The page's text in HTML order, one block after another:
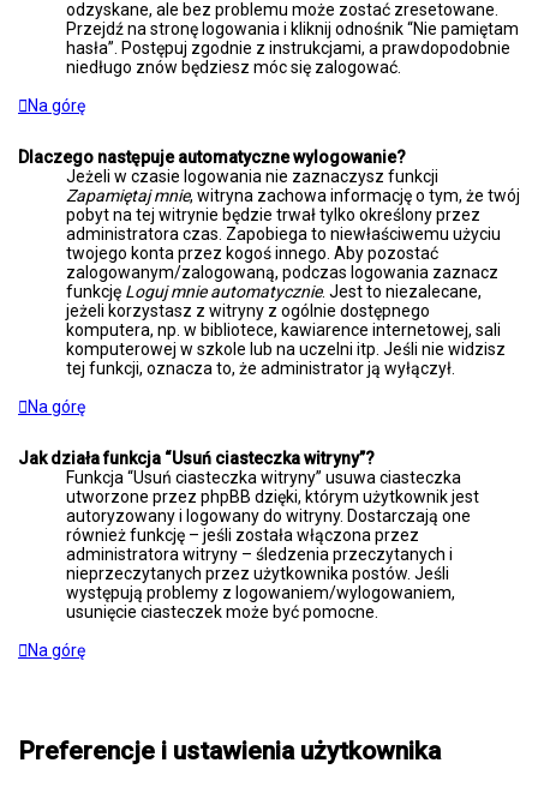
odzyskane, ale bez problemu może zostać zresetowane.
Przejdź na stronę logowania i kliknij odnośnik “Nie pamiętam
hasła”. Postępuj zgodnie z instrukcjami, a prawdopodobnie
niedługo znów będziesz móc się zalogować.
Na górę
Dlaczego następuje automatyczne wylogowanie?
Jeżeli w czasie logowania nie zaznaczysz funkcji
Zapamiętaj mnie, witryna zachowa informację o tym, że twój
pobyt na tej witrynie będzie trwał tylko określony przez
administratora czas. Zapobiega to niewłaściwemu użyciu
twojego konta przez kogoś innego. Aby pozostać
zalogowanym/zalogowaną, podczas logowania zaznacz
funkcję Loguj mnie automatycznie. Jest to niezalecane,
jeżeli korzystasz z witryny z ogólnie dostępnego
komputera, np. w bibliotece, kawiarence internetowej, sali
komputerowej w szkole lub na uczelni itp. Jeśli nie widzisz
tej funkcji, oznacza to, że administrator ją wyłączył.
Na górę
Jak działa funkcja “Usuń ciasteczka witryny”?
Funkcja “Usuń ciasteczka witryny” usuwa ciasteczka
utworzone przez phpBB dzięki, którym użytkownik jest
autoryzowany i logowany do witryny. Dostarczają one
również funkcję – jeśli została włączona przez
administratora witryny – śledzenia przeczytanych i
nieprzeczytanych przez użytkownika postów. Jeśli
występują problemy z logowaniem/wylogowaniem,
usunięcie ciasteczek może być pomocne.
Na górę
Preferencje i ustawienia użytkownika